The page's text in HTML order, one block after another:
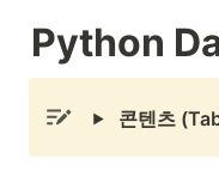
Python
콘텐츠